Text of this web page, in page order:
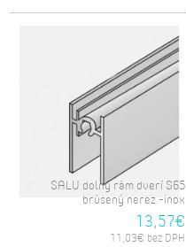
SALU dolný rám dverí S65
brúsený nerez -inox
13,57€
11,03€ bez DPH